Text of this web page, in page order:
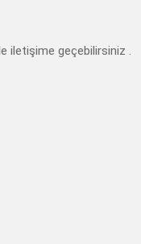
iletişime geçebilirsiniz .